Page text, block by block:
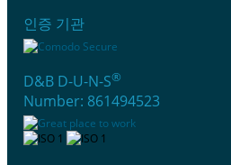
인증 기관
D&B D-U-N-S®
Number: 861494523